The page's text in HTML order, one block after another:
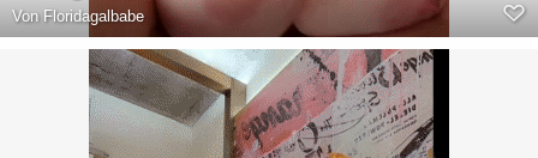
Von Floridagalbabe